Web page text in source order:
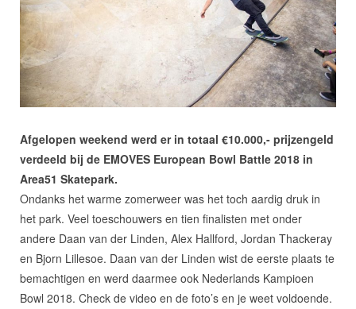
Afgelopen weekend werd er in totaal €10.000,- prijzengeld
verdeeld bij de EMOVES European Bowl Battle 2018 in
Area51 Skatepark.
Ondanks het warme zomerweer was het toch aardig druk in
het park. Veel toeschouwers en tien finalisten met onder
andere Daan van der Linden, Alex Hallford, Jordan Thackeray
en Bjorn Lillesoe. Daan van der Linden wist de eerste plaats te
bemachtigen en werd daarmee ook Nederlands Kampioen
Bowl 2018. Check de video en de foto’s en je weet voldoende.